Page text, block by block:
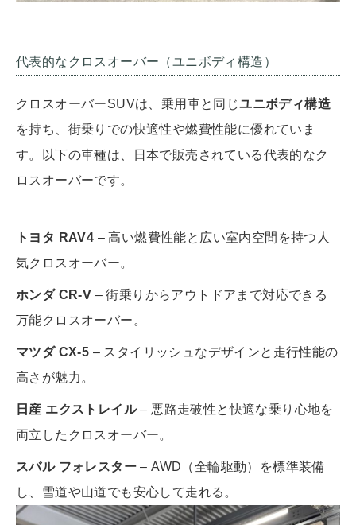
代表的なクロスオーバー（ユニボディ構造）
クロスオーバーSUVは、乗用車と同じユニボディ構造
を持ち、街乗りでの快適性や燃費性能に優れていま
す。以下の車種は、日本で販売されている代表的なク
ロスオーバーです。
トヨタ RAV4 – 高い燃費性能と広い室内空間を持つ人
気クロスオーバー。
ホンダ CR-V – 街乗りからアウトドアまで対応できる
万能クロスオーバー。
マツダ CX-5 – スタイリッシュなデザインと走行性能の
高さが魅力。
日産 エクストレイル– 悪路走破性と快適な乗り心地を
両立したクロスオーバー。
スバル フォレスター – AWD（全輪駆動）を標準装備
し、雪道や山道でも安心して走れる。